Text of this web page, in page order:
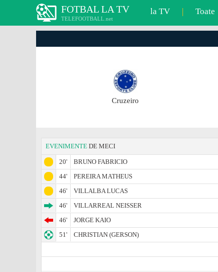
FOTBAL LA TV
TELEFOOTBALL.net
la TV | Toate
Cruzeiro
EVENIMENTE DE MECI
20'
BRUNO FABRICIO
44'
PEREIRA MATHEUS
46'
VILLALBA LUCAS
46'
VILLARREAL NEISSER
46'
JORGE KAIO
51'
CHRISTIAN (GERSON)